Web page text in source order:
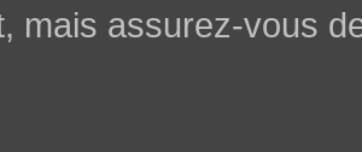
mais assurez-vous